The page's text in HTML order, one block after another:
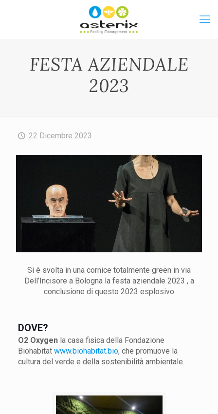
FESTA AZIENDALE
2023
22 Dicembre 2023
Si è svolta in una cornice totalmente green in via
Dell’Incisore a Bologna la festa aziendale 2023 , a
conclusione di questo 2023 esplosivo
DOVE?
O2 Oxygenla casa fisica della Fondazione
Biohabitat www.biohabitat.bio, che promuove la
cultura del verde e della sostenibilità ambientale.